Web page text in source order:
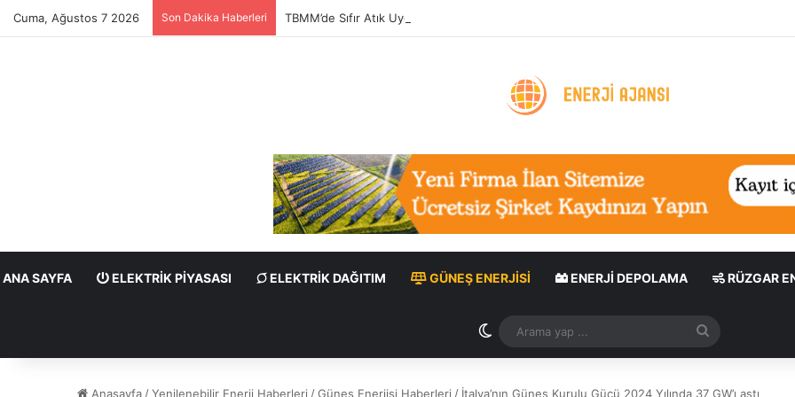
Cuma, Ağustos 7 2026 Son Dakika Haberleri TBMM’de Sıfır Atık Uygulaması: Enerji Tasarrufu ve Sera Gazı Azaltımı
ANA SAYFA ELEKTRIK PIYASASI ELEKTRIK DAĞITIM GÜNEŞ ENERJISI ENERJI DEPOLAMA RÜZGAR
Dış görünümü değiştir
yap
Anasayfa /Yenilenebilir Enerji Haberleri /Güneş Enerjisi Haberleri / İtalya’nın Güneş Kurulu Gücü 2024 Yılında 37 GW’ı aştı